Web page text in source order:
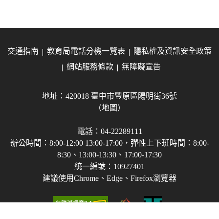
交通指南 教育局電話分機一覽表
隱私權及資訊安全政策
網站服務條款
無障礙宣告
地址：420018 臺中市豐原區陽明街36號
（地圖）
電話：04-22289111
辦公時間：8:00-12:00 13:00-17:00，彈性上下班時間：8:00-
8:30、13:00-13:30、17:00-17:30
統一編號：10927401
建議使用Chrome、Edge、Firefox瀏覽器